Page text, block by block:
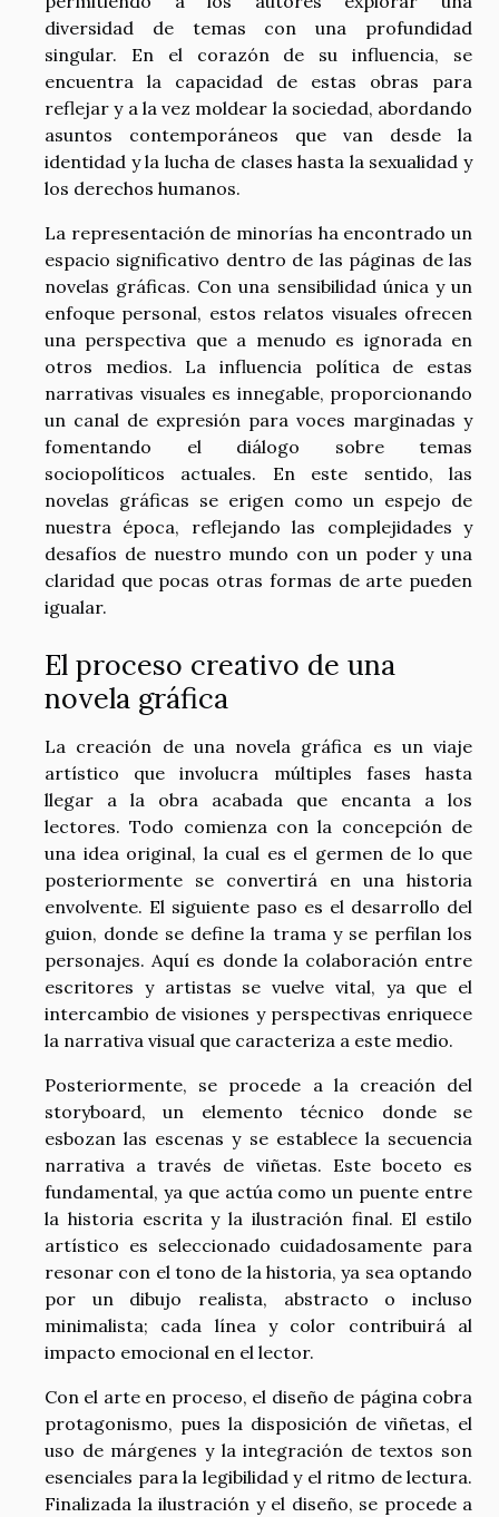
diversidad de temas con una profundidad
singular. En el corazón de su influencia, se
encuentra la capacidad de estas obras para
reflejar y a la vez moldear la sociedad, abordando
asuntos contemporáneos que van desde la
identidad y la lucha de clases hasta la sexualidad y
los derechos humanos.
La representación de minorías ha encontrado un
espacio significativo dentro de las páginas de las
novelas gráficas. Con una sensibilidad única y un
enfoque personal, estos relatos visuales ofrecen
una perspectiva que a menudo es ignorada en
otros medios. La influencia política de estas
narrativas visuales es innegable, proporcionando
un canal de expresión para voces marginadas y
fomentando el diálogo sobre temas
sociopolíticos actuales. En este sentido, las
novelas gráficas se erigen como un espejo de
nuestra época, reflejando las complejidades y
desafíos de nuestro mundo con un poder y una
claridad que pocas otras formas de arte pueden
igualar.
El proceso creativo de una
novela gráfica
La creación de una novela gráfica es un viaje
artístico que involucra múltiples fases hasta
llegar a la obra acabada que encanta a los
lectores. Todo comienza con la concepción de
una idea original, la cual es el germen de lo que
posteriormente se convertirá en una historia
envolvente. El siguiente paso es el desarrollo del
guion, donde se define la trama y se perfilan los
personajes. Aquí es donde la colaboración entre
escritores y artistas se vuelve vital, ya que el
intercambio de visiones y perspectivas enriquece
la narrativa visual que caracteriza a este medio.
Posteriormente, se procede a la creación del
storyboard, un elemento técnico donde se
esbozan las escenas y se establece la secuencia
narrativa a través de viñetas. Este boceto es
fundamental, ya que actúa como un puente entre
la historia escrita y la ilustración final. El estilo
artístico es seleccionado cuidadosamente para
resonar con el tono de la historia, ya sea optando
por un dibujo realista, abstracto o incluso
minimalista; cada línea y color contribuirá al
impacto emocional en el lector.
Con el arte en proceso, el diseño de página cobra
protagonismo, pues la disposición de viñetas, el
uso de márgenes y la integración de textos son
esenciales para la legibilidad y el ritmo de lectura.
Finalizada la ilustración y el diseño, se procede a